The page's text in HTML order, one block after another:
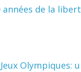
années de la